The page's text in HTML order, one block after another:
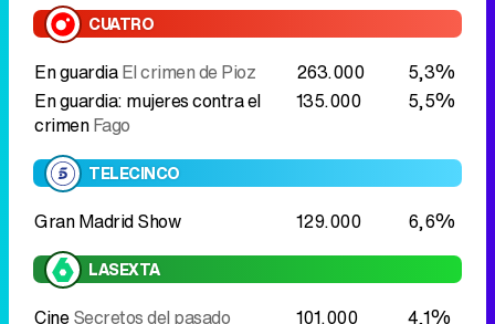
TELECINCO
Gran Madrid Show 129.000 6,6%
LASEXTA
CineSecretos del pasado 101.000 4,1%